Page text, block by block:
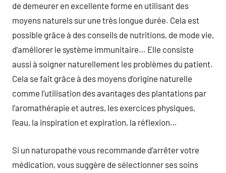
de demeurer en excellente forme en utilisant des
moyens naturels sur une très longue durée. Cela est
possible grâce à des conseils de nutritions, de mode vie,
d’améliorer le système immunitaire… Elle consiste
aussi à soigner naturellement les problèmes du patient.
Cela se fait grâce à des moyens d’origine naturelle
comme l’utilisation des avantages des plantations par
l’aromathérapie et autres, les exercices physiques,
l’eau, la inspiration et expiration, la réflexion…
Si un naturopathe vous recommande d’arrêter votre
médication, vous suggère de sélectionner ses soins